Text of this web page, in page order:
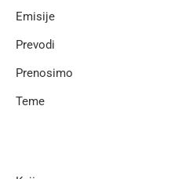
Emisije
Prevodi
Prenosimo
Teme